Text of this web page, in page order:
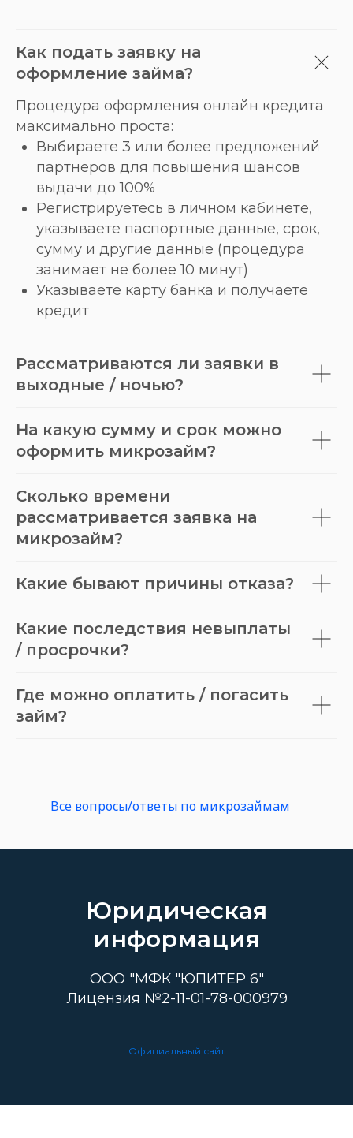
Как подать заявку на
оформление займа?
Процедура оформления онлайн кредита
максимально проста:
Выбираете 3 или более предложений
партнеров для повышения шансов
выдачи до 100%
Регистрируетесь в личном кабинете,
указываете паспортные данные, срок,
сумму и другие данные (процедура
занимает не более 10 минут)
Указываете карту банка и получаете
кредит
Рассматриваются ли заявки в
выходные / ночью?
На какую сумму и срок можно
оформить микрозайм?
Сколько времени
рассматривается заявка на
микрозайм?
Какие бывают причины отказа?
Какие последствия невыплаты
/ просрочки?
Где можно оплатить / погасить
займ?
Все вопросы/ответы по микрозаймам
Юридическая
информация
ООО "МФК "ЮПИТЕР 6"
Лицензия №2-11-01-78-000979
Официальный сайт